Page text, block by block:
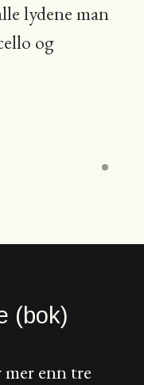
lydene man
og
(bok)
mer enn tre